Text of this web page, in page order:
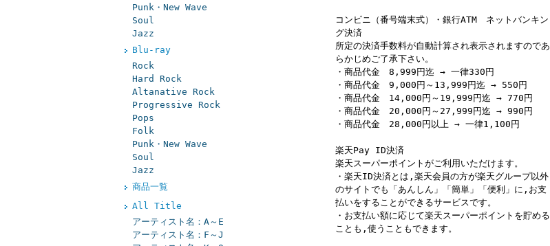
Punk・New Wave
Soul
Jazz
Blu-ray
Rock
Hard Rock
Altanative Rock
Progressive Rock
Pops
Folk
Punk・New Wave
Soul
Jazz
商品一覧
All Title
アーティスト名：A～E
アーティスト名：F～J
コンビニ（番号端末式）・銀行ATM ネットバンキン
グ決済
所定の決済手数料が自動計算され表示されますのであ
らかじめご了承下さい。
・商品代金 8,999円迄 → 一律330円
・商品代金 9,000円～13,999円迄 → 550円
・商品代金 14,000円～19,999円迄 → 770円
・商品代金 20,000円～27,999円迄 → 990円
・商品代金 28,000円以上 → 一律1,100円
楽天Pay ID決済
楽天スーパーポイントがご利用いただけます。
・楽天ID決済とは,楽天会員の方が楽天グループ以外
のサイトでも「あんしん」「簡単」「便利」に,お支
払いをすることができるサービスです。
・お支払い額に応じて楽天スーパーポイントを貯める
ことも,使うこともできます。